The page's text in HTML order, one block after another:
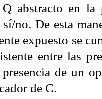
abstracto en
sí/no. De esta
expuesto se
entre las
presencia de un
de C.